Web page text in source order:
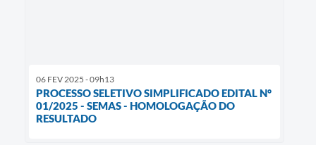
06 FEV 2025 - 09h13
PROCESSO SELETIVO SIMPLIFICADO EDITAL N°
01/2025 - SEMAS - HOMOLOGAÇÃO DO
RESULTADO